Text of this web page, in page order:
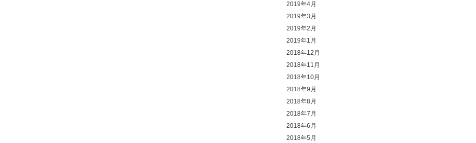
2019年4月
2019年3月
2019年2月
2019年1月
2018年12月
2018年11月
2018年10月
2018年9月
2018年8月
2018年7月
2018年6月
2018年5月